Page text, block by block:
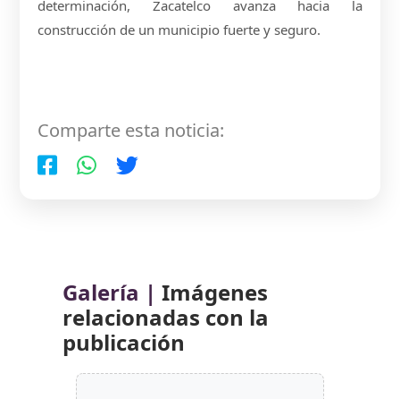
determinación, Zacatelco avanza hacia la
construcción de un municipio fuerte y seguro.
Comparte esta noticia:
Galería | Imágenes
relacionadas con la
publicación